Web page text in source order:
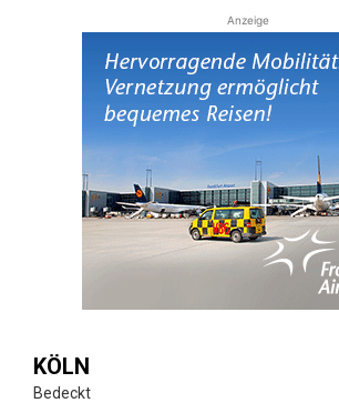
Anzeige
KÖLN
Bedeckt